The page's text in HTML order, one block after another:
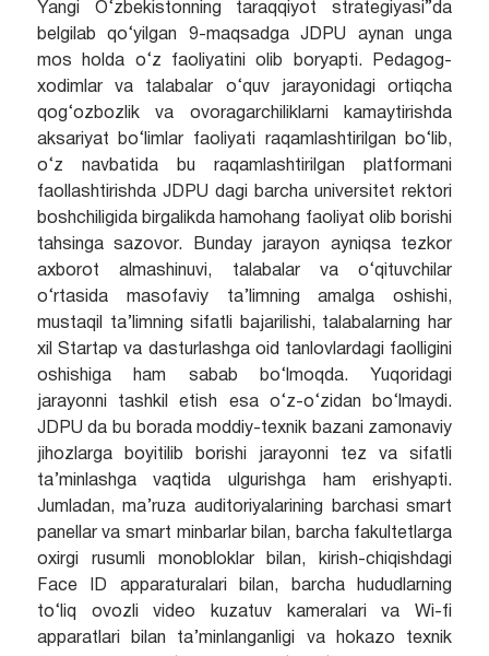
Yangi O‘zbekistonning taraqqiyot strategiyasi”da
belgilab qo‘yilgan 9-maqsadga JDPU aynan unga
mos holda o‘z faoliyatini olib boryapti. Pedagog-
xodimlar va talabalar o‘quv jarayonidagi ortiqcha
qog‘ozbozlik va ovoragarchiliklarni kamaytirishda
aksariyat bo‘limlar faoliyati raqamlashtirilgan bo‘lib,
o‘z navbatida bu raqamlashtirilgan platformani
faollashtirishda JDPU dagi barcha universitet rektori
boshchiligida birgalikda hamohang faoliyat olib borishi
tahsinga sazovor. Bunday jarayon ayniqsa tezkor
axborot almashinuvi, talabalar va o‘qituvchilar
o‘rtasida masofaviy ta’limning amalga oshishi,
mustaqil ta’limning sifatli bajarilishi, talabalarning har
xil Startap va dasturlashga oid tanlovlardagi faolligini
oshishiga ham sabab bo‘lmoqda. Yuqoridagi
jarayonni tashkil etish esa o‘z-o‘zidan bo‘lmaydi.
JDPU da bu borada moddiy-texnik bazani zamonaviy
jihozlarga boyitilib borishi jarayonni tez va sifatli
ta’minlashga vaqtida ulgurishga ham erishyapti.
Jumladan, ma’ruza auditoriyalarining barchasi smart
panellar va smart minbarlar bilan, barcha fakultetlarga
oxirgi rusumli monobloklar bilan, kirish-chiqishdagi
Face ID apparaturalari bilan, barcha hududlarning
to‘liq ovozli video kuzatuv kameralari va Wi-fi
apparatlari bilan ta’minlanganligi va hokazo texnik